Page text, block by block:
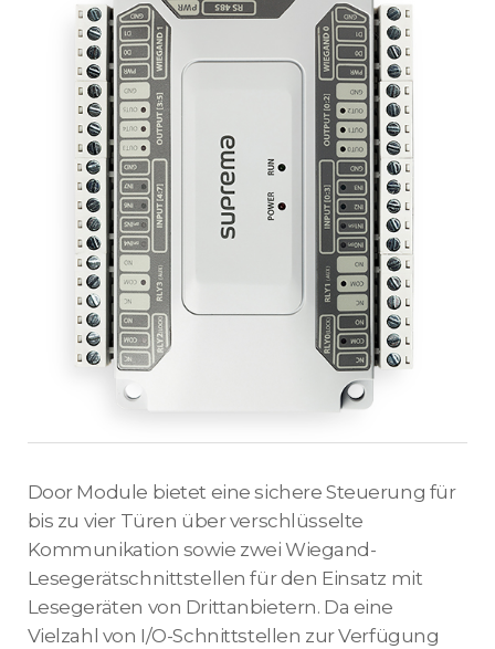
Door Module bietet eine sichere Steuerung für
bis zu vier Türen über verschlüsselte
Kommunikation sowie zwei Wiegand-
Lesegerätschnittstellen für den Einsatz mit
Lesegeräten von Drittanbietern. Da eine
Vielzahl von I/O-Schnittstellen zur Verfügung